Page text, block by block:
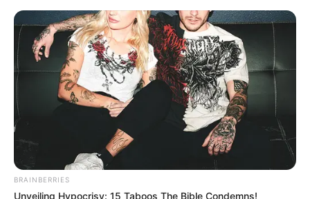
BRAINBERRIES
Unveiling Hypocrisy: 15 Taboos The Bible Condemns!